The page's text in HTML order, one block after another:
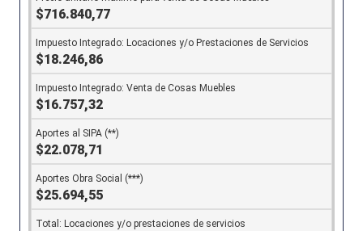
$716.840,77
$18.246,86
$16.757,32
$22.078,71
$25.694,55